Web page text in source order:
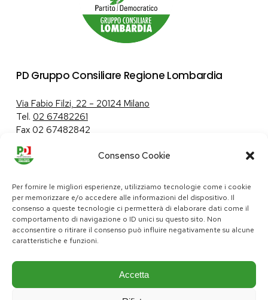
Consenso Cookie
Per fornire le migliori esperienze, utilizziamo tecnologie come i cookie
per memorizzare e/o accedere alle informazioni del dispositivo. Il
consenso a queste tecnologie ci permetterà di elaborare dati come il
comportamento di navigazione o ID unici su questo sito. Non
acconsentire o ritirare il consenso può influire negativamente su alcune
caratteristiche e funzioni.
Accetta
PD Gruppo Consiliare Regione Lombardia
Via Fabio Filzi, 22 – 20124 Milano
Tel. 02 67482261
Fax 02 67482842
Tutela dei dati personali|Politica sui cookie
pd@consiglio.regione.lombardia.it
ufficiostampa.pd@consiglio.regione.lombardia.it
Pagine Facebook Gruppo Consiliare PD LombardiaPagina Messenger Gruppo Consiliare PD LombardiaPagina Instagram Gruppo PD LombardiaPagina Youtube Gruppo PD Lombardia